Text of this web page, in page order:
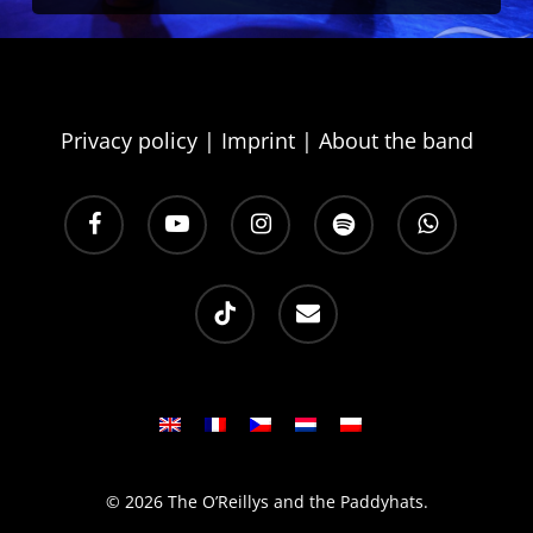
Privacy policy| Imprint| About the band
facebook youtube instagram spotify whatsapp
tiktok email
© 2026 The O’Reillys and the Paddyhats.